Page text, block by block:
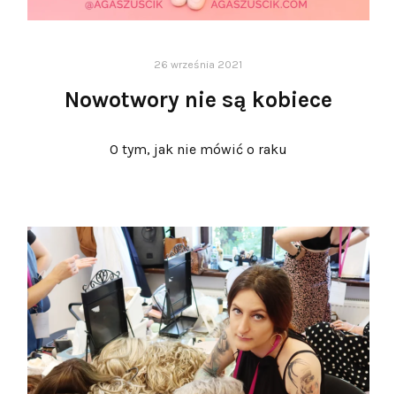
26 września 2021
Nowotwory nie są kobiece
O tym, jak nie mówić o raku